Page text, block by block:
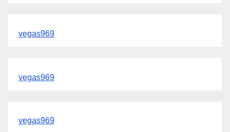
vegas969
vegas969
vegas969